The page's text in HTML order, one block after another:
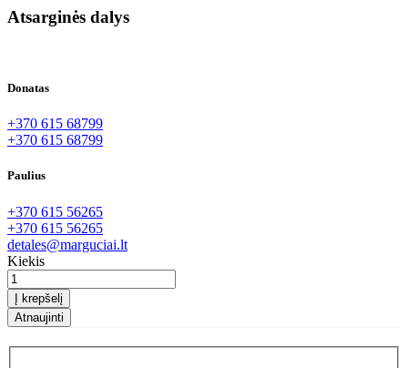
Atsarginės dalys
Donatas
+370 615 68799
+370 615 68799
Paulius
+370 615 56265
+370 615 56265
detales@marguciai.lt
Kiekis
Į krepšelį